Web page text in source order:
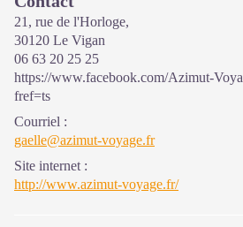
21, rue de l'Horloge,
30120 Le Vigan
06 63 20 25 25
https://www.facebook.com/Azimut-
fref=ts
Courriel :
gaelle@azimut-voyage.fr
Site internet :
http://www.azimut-voyage.fr/